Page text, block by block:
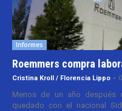
Informes
Roemmers compra
Cristina Kroll / Florencia Lippo -
Menos de un año después
quedado con el nacional